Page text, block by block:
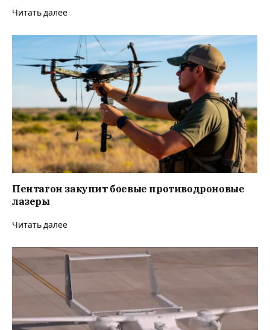
Читать далее
Пентагон закупит боевые противодроновые
лазеры
Читать далее